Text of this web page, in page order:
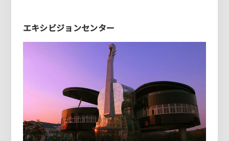
エキシビジョンセンター